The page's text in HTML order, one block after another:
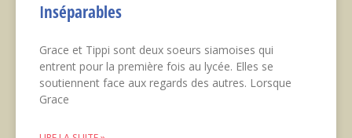
Inséparables
Grace et Tippi sont deux soeurs siamoises qui
entrent pour la première fois au lycée. Elles se
soutiennent face aux regards des autres. Lorsque
Grace